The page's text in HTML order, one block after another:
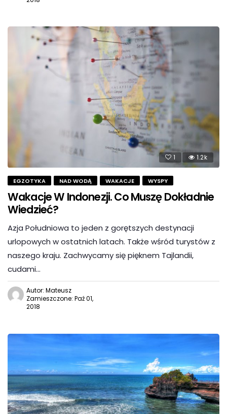
1 1.2k
EGZOTYKA NAD WODĄ WAKACJE WYSPY
Wakacje W Indonezji. Co Muszę Dokładnie
Wiedzieć?
Azja Południowa to jeden z gorętszych destynacji
urlopowych w ostatnich latach. Także wśród turystów z
naszego kraju. Zachwycamy się pięknem Tajlandii,
cudami…
Autor: Mateusz
Zamieszczone: Paź 01,
2018